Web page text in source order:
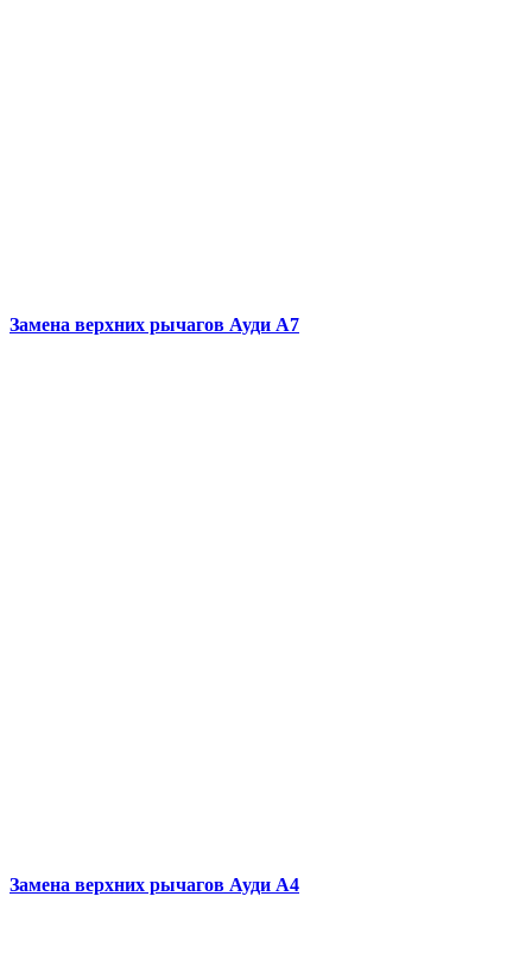
Замена верхних рычагов Ауди А7
Замена верхних рычагов Ауди А4